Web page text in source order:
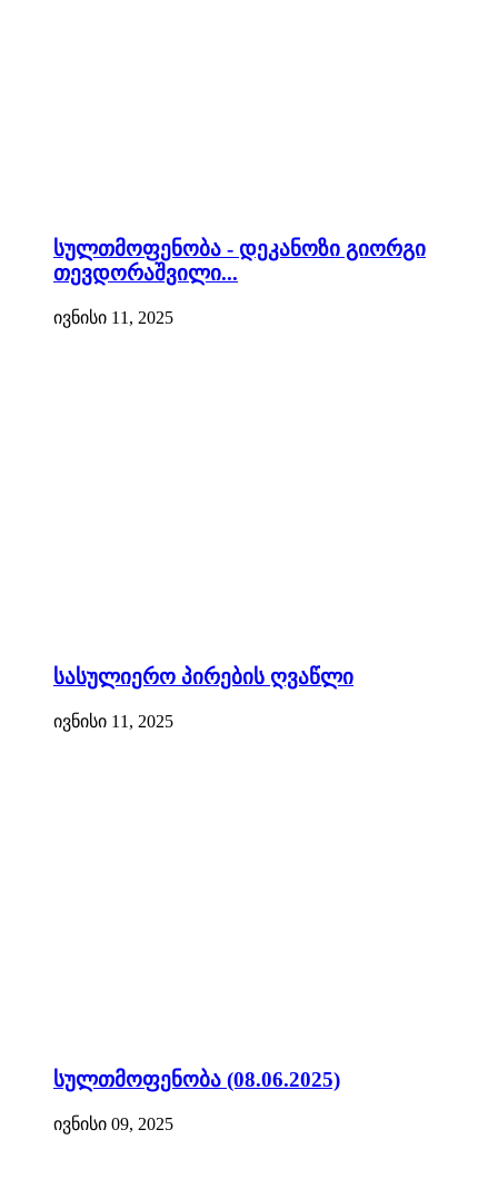
სულთმოფენობა - დეკანოზი გიორგი
თევდორაშვილი...
ივნისი 11, 2025
სასულიერო პირების ღვაწლი
ივნისი 11, 2025
სულთმოფენობა (08.06.2025)
ივნისი 09, 2025